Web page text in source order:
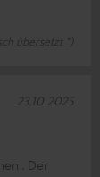
übersetzt *)
. Der
23.10.2025